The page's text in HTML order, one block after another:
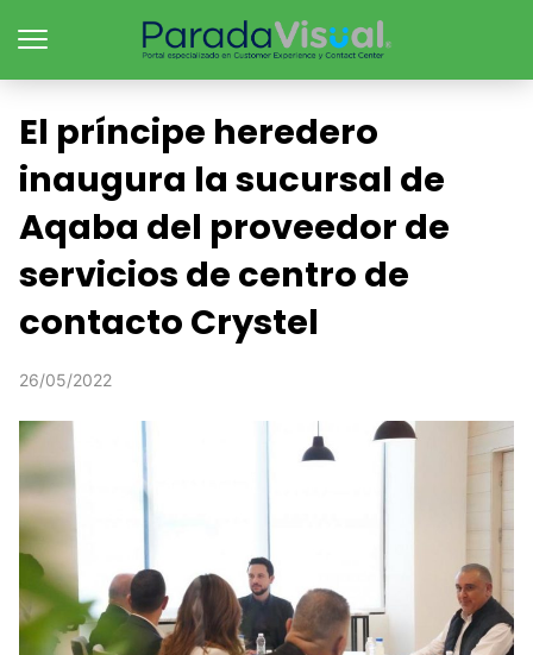
El príncipe heredero
inaugura la sucursal de
Aqaba del proveedor de
servicios de centro de
contacto Crystel
26/05/2022